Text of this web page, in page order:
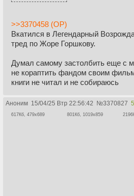
>>3370458 (OP)
Вкатился в Легендарный
тред по Жоре Горшкову.
Думал самому застолбить еще с
не кораптить фандом своим
книги не читал и не собираюсь
Аноним 15/04/25 Втр 22:56:42 №3370827
617Кб, 479x689 801Кб, 1019x859